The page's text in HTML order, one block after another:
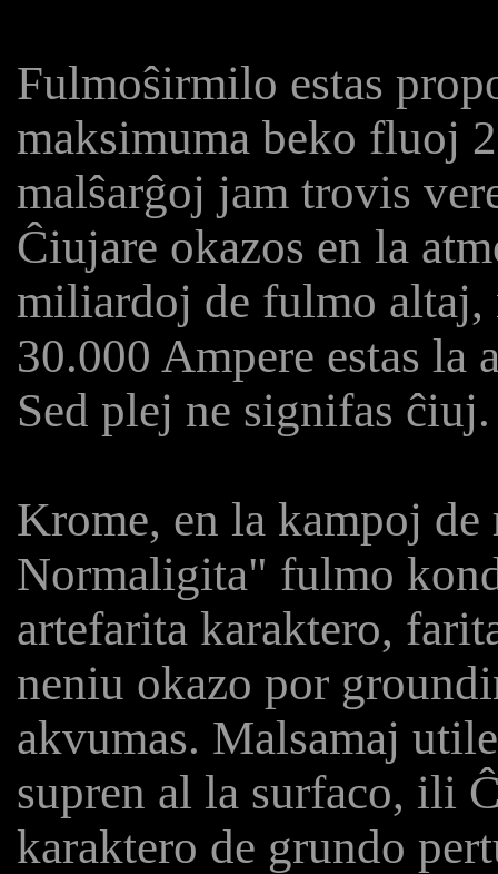
Fulmoŝirmilo estas
maksimuma beko fluoj
malŝarĝoj jam trovis
Ĉiujare okazos en la
miliardoj de fulmo altaj,
30.000 Ampere estas
Sed plej ne signifas ĉiuj.
Krome, en la kampoj
Normaligita" fulmo
artefarita karaktero,
neniu okazo por
akvumas. Malsamaj
supren al la surfaco, ili
karaktero de grundo